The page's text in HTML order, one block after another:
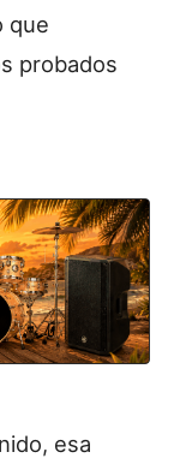
que
probados
esa